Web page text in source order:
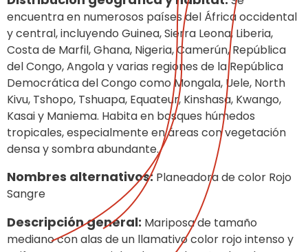
encuentra en numerosos países del África occidental
y central, incluyendo Guinea, Sierra Leona, Liberia,
Costa de Marfil, Ghana, Nigeria, Camerún, República
del Congo, Angola y varias regiones de la República
Democrática del Congo como Mongala, Uele, North
Kivu, Tshopo, Tshuapa, Equateur, Kinshasa, Kwango,
Kasai y Maniema. Habita en bosques húmedos
tropicales, especialmente en áreas con vegetación
densa y sombra abundante.
Nombres alternativos: Planeadora de color Rojo
Sangre
Descripción general: Mariposa de tamaño
mediano con alas de un llamativo color rojo intenso y